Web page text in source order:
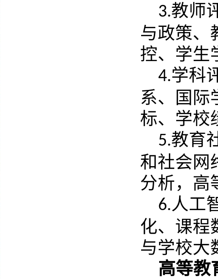
3.教师
与政策、
控、学生
4.学科
系、国际
标、学校
5.教育
和社会网
分析，高
6.人工
化、课程
与学校大
高等教